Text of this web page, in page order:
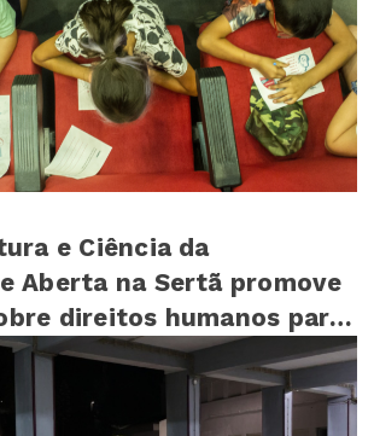
e Ciência da
Aberta na Sertã promove
direitos humanos para
cr...